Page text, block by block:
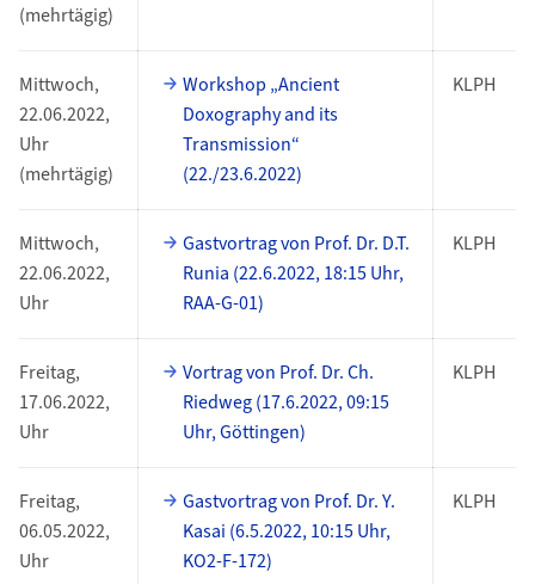
(mehrtägig)
Mittwoch,
22.06.2022,
Uhr
(mehrtägig)
Workshop „Ancient
Doxography and its
Transmission“
(22./23.6.2022)
KLPH
Mittwoch,
22.06.2022,
Uhr
Gastvortrag von Prof. Dr. D.T.
Runia (22.6.2022, 18:15 Uhr,
RAA-G-01)
KLPH
Freitag,
17.06.2022,
Uhr
Vortrag von Prof. Dr. Ch.
Riedweg (17.6.2022, 09:15
Uhr, Göttingen)
KLPH
Freitag,
06.05.2022,
Uhr
Gastvortrag von Prof. Dr. Y.
Kasai (6.5.2022, 10:15 Uhr,
KO2-F-172)
KLPH